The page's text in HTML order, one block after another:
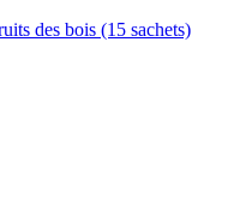
des bois (15 sachets)